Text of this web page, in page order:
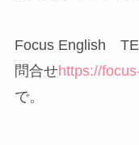
Focus English
問合せhttps://
で。